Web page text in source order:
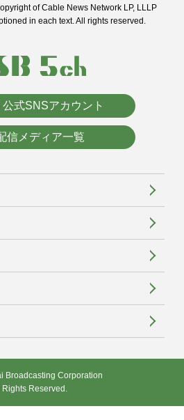
of Cable News Network LP, LLLP
in each text. All rights reserved.
公式SNSアカウント
信メディア一覧
Broadcasting Corporation
Rights Reserved.